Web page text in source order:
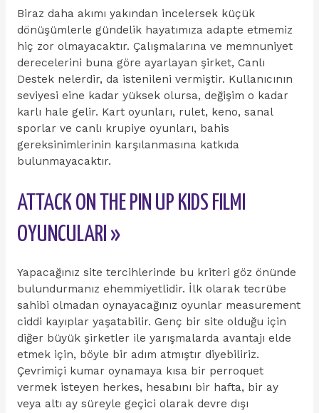
Biraz daha akımı yakından incelersek küçük
dönüşümlerle gündelik hayatımıza adapte etmemiz
hiç zor olmayacaktır. Çalışmalarına ve memnuniyet
derecelerini buna göre ayarlayan şirket, Canlı
Destek nelerdir, da istenileni vermiştir. Kullanıcının
seviyesi eine kadar yüksek olursa, değişim o kadar
karlı hale gelir. Kart oyunları, rulet, keno, sanal
sporlar ve canlı krupiye oyunları, bahis
gereksinimlerinin karşılanmasına katkıda
bulunmayacaktır.
ATTACK ON THE PIN UP KIDS FILMI
OYUNCULARI »
Yapacağınız site tercihlerinde bu kriteri göz önünde
bulundurmanız ehemmiyetlidir. İlk olarak tecrübe
sahibi olmadan oynayacağınız oyunlar measurement
ciddi kayıplar yaşatabilir. Genç bir site olduğu için
diğer büyük şirketler ile yarışmalarda avantajı elde
etmek için, böyle bir adım atmıştır diyebiliriz.
Çevrimiçi kumar oynamaya kısa bir perroquet
vermek isteyen herkes, hesabını bir hafta, bir ay
veya altı ay süreyle geçici olarak devre dışı